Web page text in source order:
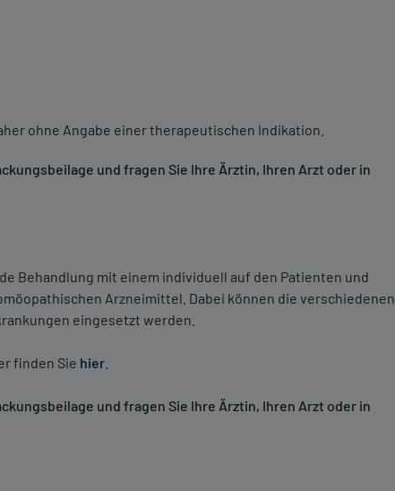
ohne Angabe einer therapeutischen Indikation.
und fragen Sie Ihre Ärztin, Ihren Arzt oder in
Behandlung mit einem individuell auf den Patienten und
Arzneimittel. Dabei können die verschiedenen
eingesetzt werden.
finden Sie hier
und fragen Sie Ihre Ärztin, Ihren Arzt oder in